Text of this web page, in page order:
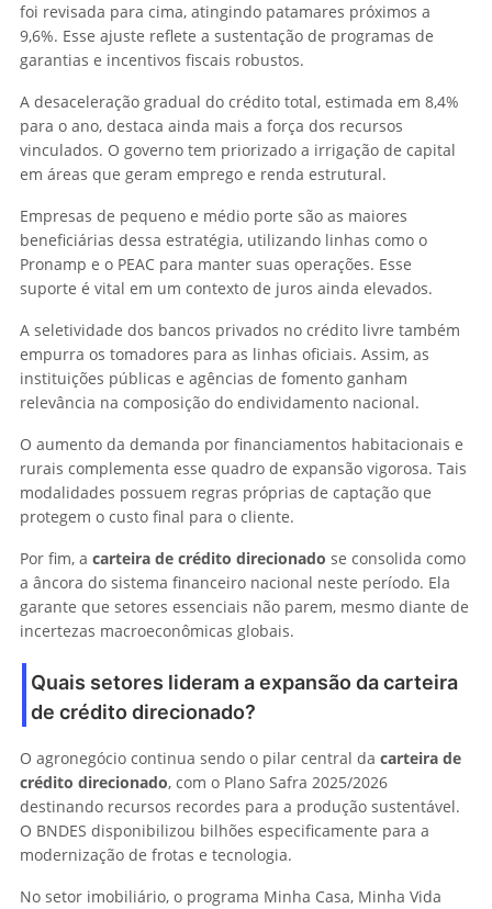
foi revisada para cima, atingindo patamares próximos a
9,6%. Esse ajuste reflete a sustentação de programas de
garantias e incentivos fiscais robustos.
A desaceleração gradual do crédito total, estimada em 8,4%
para o ano, destaca ainda mais a força dos recursos
vinculados. O governo tem priorizado a irrigação de capital
em áreas que geram emprego e renda estrutural.
Empresas de pequeno e médio porte são as maiores
beneficiárias dessa estratégia, utilizando linhas como o
Pronamp e o PEAC para manter suas operações. Esse
suporte é vital em um contexto de juros ainda elevados.
A seletividade dos bancos privados no crédito livre também
empurra os tomadores para as linhas oficiais. Assim, as
instituições públicas e agências de fomento ganham
relevância na composição do endividamento nacional.
O aumento da demanda por financiamentos habitacionais e
rurais complementa esse quadro de expansão vigorosa. Tais
modalidades possuem regras próprias de captação que
protegem o custo final para o cliente.
Por fim, a carteira de crédito direcionado se consolida como
a âncora do sistema financeiro nacional neste período. Ela
garante que setores essenciais não parem, mesmo diante de
incertezas macroeconômicas globais.
Quais setores lideram a expansão da carteira
de crédito direcionado?
O agronegócio continua sendo o pilar central da carteira de
crédito direcionado, com o Plano Safra 2025/2026
destinando recursos recordes para a produção sustentável.
O BNDES disponibilizou bilhões especificamente para a
modernização de frotas e tecnologia.
No setor imobiliário, o programa Minha Casa, Minha Vida